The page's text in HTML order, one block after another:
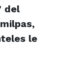
del
le